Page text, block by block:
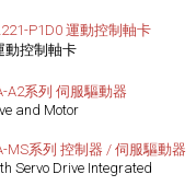
動控制軸卡
and Motor
Servo Drive Integrated